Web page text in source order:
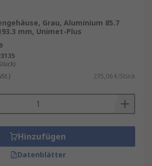
Grau, Aluminium 85.7
mm, Unimet-Plus
235,06 €/Stück
Hinzufügen
Datenblätter